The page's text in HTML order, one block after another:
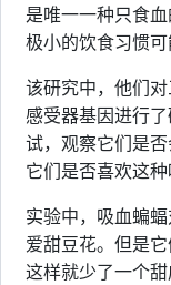
是唯一一种只食
极小的饮食习惯可
该研究中，他们
感受器基因进行
试，观察它们是
它们是否喜欢这种
实验中，吸血蝙
爱甜豆花。但是
这样就少了一个